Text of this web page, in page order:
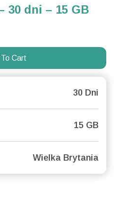
30 dni – 15 GB
Cart
30 Dni
15 GB
Wielka Brytania